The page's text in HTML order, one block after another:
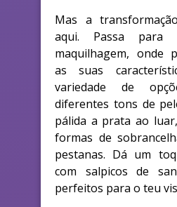
Mas a
aqui. Passa para
maquilhagem, onde
as suas
variedade de
diferentes tons de
pálida a prata ao
formas de
pestanas. Dá um
com salpicos de
perfeitos para o teu